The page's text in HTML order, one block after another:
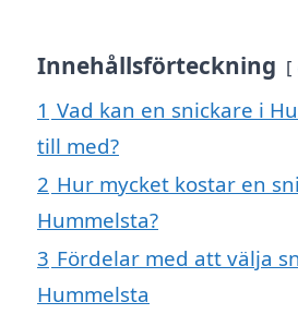
Innehållsförteckning
1 Vad kan en snickare i
till med?
2 Hur mycket kostar en
Hummelsta?
3 Fördelar med att välja
Hummelsta